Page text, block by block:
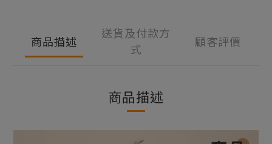
商品描述
送貨及付款方
式
顧客評價
商品描述